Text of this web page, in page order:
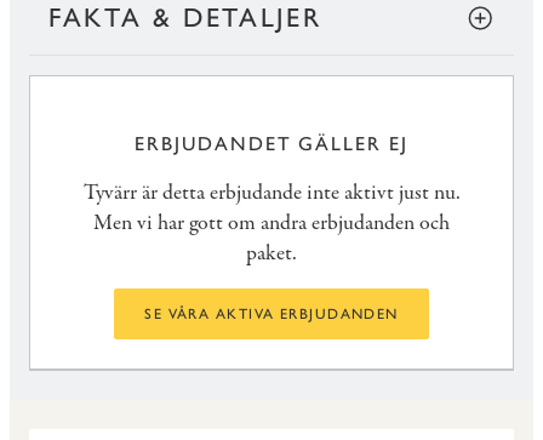
FAKTA & DETALJER
ERBJUDANDET GÄLLER EJ
Tyvärr är detta erbjudande inte aktivt just nu.
Men vi har gott om andra erbjudanden och
paket.
SE VÅRA AKTIVA ERBJUDANDEN